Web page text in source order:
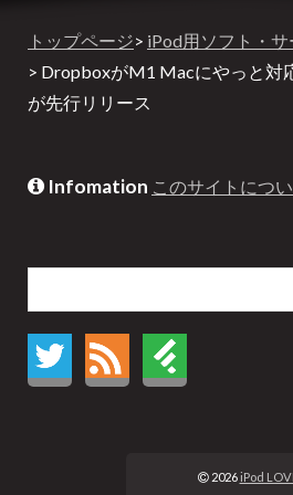
トップページ> iPod用ソフト・サ
> DropboxがM1 Macにやっと対
が先行リリース
Infomation このサイトにつ
2026iPod